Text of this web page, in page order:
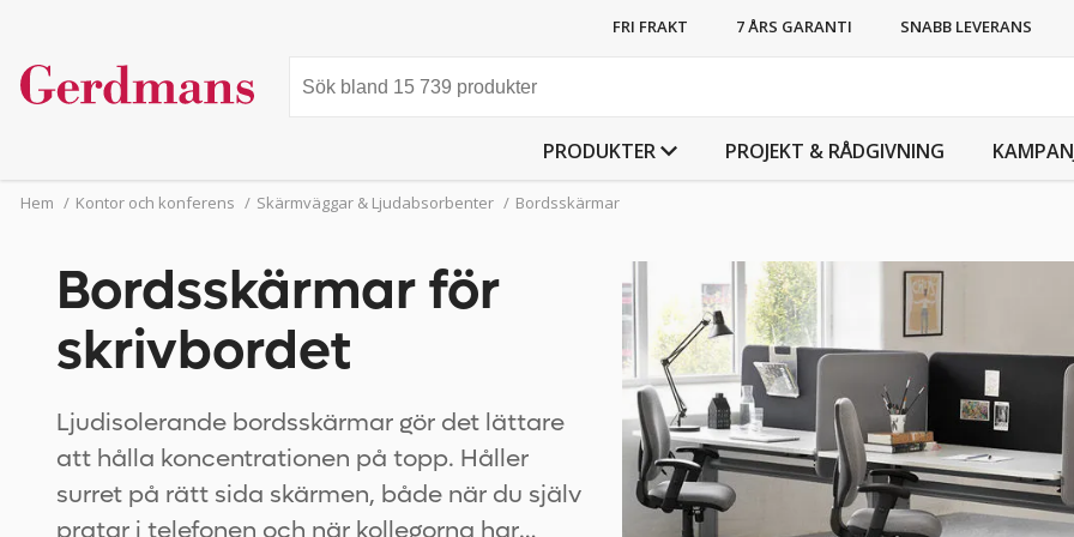
FRI FRAKT 7 ÅRS GARANTI SNABB LEVERANS
PRODUKTER PROJEKT & RÅDGIVNING
Hem / Kontor och konferens / Skärmväggar & Ljudabsorbenter / Bordsskärmar
Bordsskärmar för
skrivbordet
Ljudisolerande bordsskärmar gör det lättare
att hålla koncentrationen på topp. Håller
surret på rätt sida skärmen, både när du själv